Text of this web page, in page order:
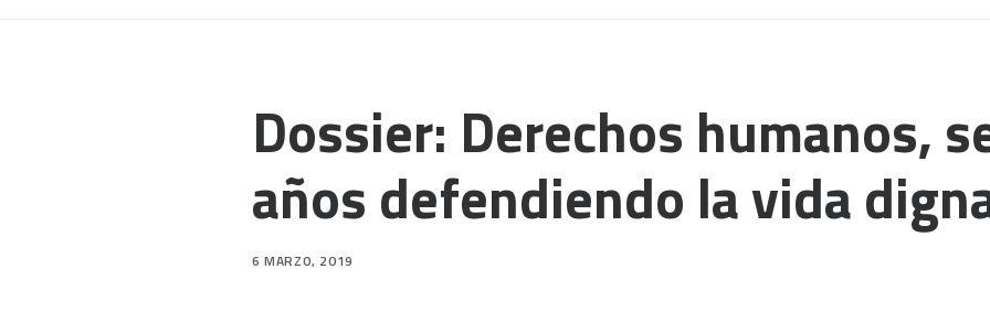
Dossier: Derechos humanos,
años defendiendo la vida
6 MARZO, 2019